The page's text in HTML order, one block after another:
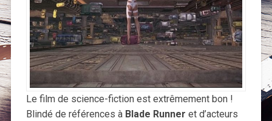
Le film de science-fiction est extrêmement bon !
Blindé de références à Blade Runner et d’acteurs